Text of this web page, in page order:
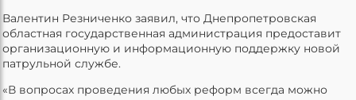
Валентин Резниченко заявил, что Днепропетровская
областная государственная администрация предоставит
организационную и информационную поддержку новой
патрульной службе.
«В вопросах проведения любых реформ всегда можно